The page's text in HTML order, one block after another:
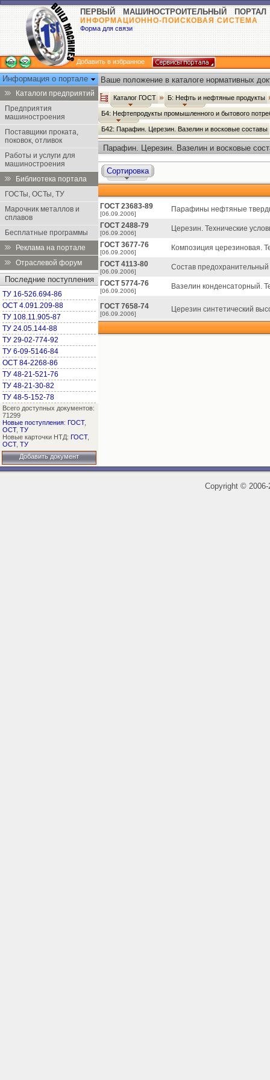
ПЕРВЫЙ МАШИНОСТРОИТЕЛЬНЫЙ ПОРТАЛ
ИНФОРМАЦИОННО-ПОИСКОВАЯ СИСТЕМА
Форма для связи
Добавить в избранное
Информация о портале
Каталоги предприятий
Предприятия
машиностроения
Поставщики проката,
поковок, отливок
Работы и услуги для
машиностроения
Библиотека портала
ГОСТы, ОСТы, ТУ
Марочник металлов и
сплавов
Бесплатные программы
Реклама на портале
Отраслевой форум
Последние поступления
ТУ 16-526.694-86
ОСТ 4.091.209-88
ТУ 108.11.905-87
ТУ 24.05.144-88
ТУ 29-02-774-92
ТУ 6-09-5146-84
ОСТ 84-2268-86
ТУ 48-21-521-76
ТУ 48-21-30-82
ТУ 48-5-152-78
Всего доступных документов:
71299
Новые поступления: ГОСТ,
ОСТ, ТУ
Новые карточки НТД: ГОСТ,
ОСТ, ТУ
Добавить документ
Ваше положение в каталоге нормативных
Каталог ГОСТ Б: Нефть и нефтяные продукты
Б4: Нефтепродукты промышленного и бытового
Б42: Парафин. Церезин. Вазелин и восковые составы
Парафин. Церезин. Вазелин и восковые
Сортировка
ГОСТ 23683-89
[06.09.2006]
Парафины нефтяные
ГОСТ 2488-79
[06.09.2006]
Церезин. Технические
ГОСТ 3677-76
[06.09.2006]
Композиция церезиновая.
ГОСТ 4113-80
[06.09.2006]
Состав
ГОСТ 5774-76
[06.09.2006]
Вазелин конденсаторный.
ГОСТ 7658-74
[06.09.2006]
Церезин синтетический
Copyright ©